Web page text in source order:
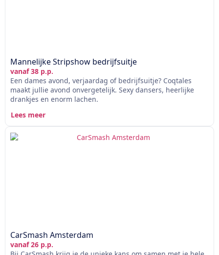
Mannelijke Stripshow bedrijfsuitje
vanaf 38 p.p.
Een dames avond, verjaardag of bedrijfsuitje? Coqtales
maakt jullie avond onvergetelijk. Sexy dansers, heerlijke
drankjes en enorm lachen.
Lees meer
CarSmash Amsterdam
vanaf 26 p.p.